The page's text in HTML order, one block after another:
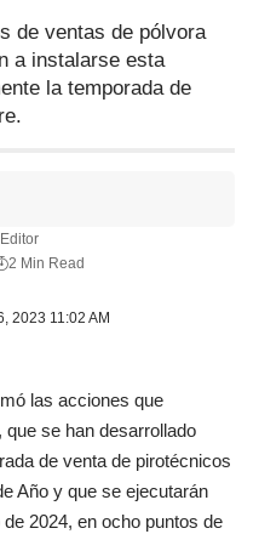
de ventas de pólvora
a instalarse esta
la temporada de
2023 11:02 AM
2 Min Read
las acciones que
se han desarrollado
de venta de pirotécnicos
Año y que se ejecutarán
2024, en ocho puntos de